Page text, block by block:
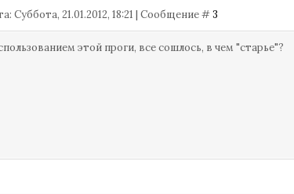
Суббота, 21.01.2012, 18:21 | Сообщение #3
этой проги, все сошлось, в чем "старье"?